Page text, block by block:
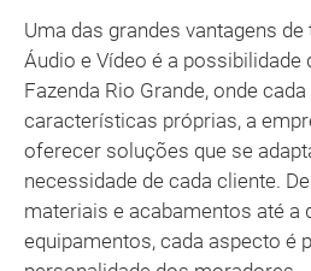
Uma das grandes vantagens
Áudio e Vídeo é a possibilidade
Fazenda Rio Grande, onde
características próprias, a
oferecer soluções que se
necessidade de cada cliente.
materiais e acabamentos até a
equipamentos, cada aspecto é